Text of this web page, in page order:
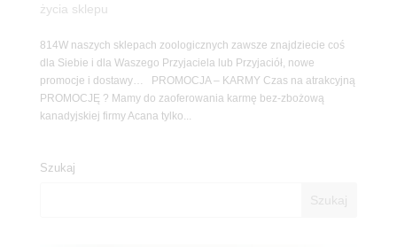
życia sklepu
814W naszych sklepach zoologicznych zawsze znajdziecie coś
dla Siebie i dla Waszego Przyjaciela lub Przyjaciół, nowe
promocje i dostawy… PROMOCJA – KARMY Czas na atrakcyjną
PROMOCJĘ ? Mamy do zaoferowania karmę bez-zbożową
kanadyjskiej firmy Acana tylko...
Szukaj